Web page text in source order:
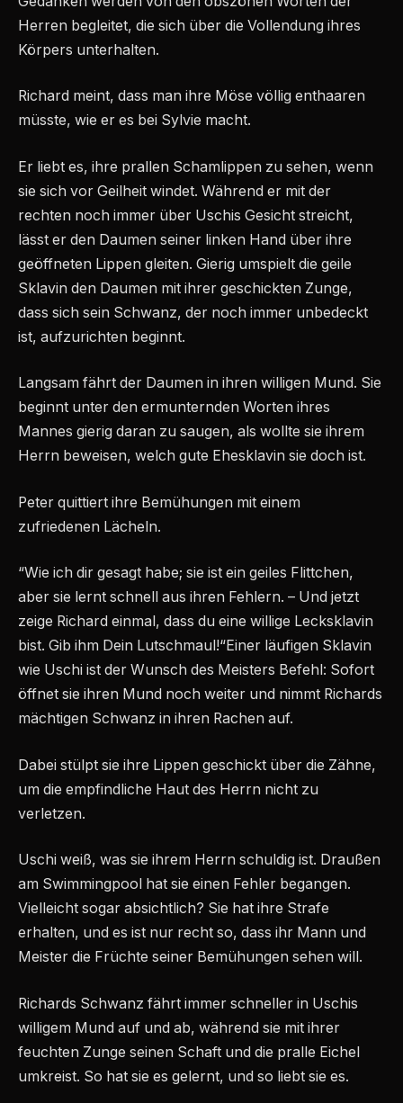
Herren begleitet, die sich über die Vollendung ihres
Körpers unterhalten.
Richard meint, dass man ihre Möse völlig enthaaren
müsste, wie er es bei Sylvie macht.
Er liebt es, ihre prallen Schamlippen zu sehen, wenn
sie sich vor Geilheit windet. Während er mit der
rechten noch immer über Uschis Gesicht streicht,
lässt er den Daumen seiner linken Hand über ihre
geöffneten Lippen gleiten. Gierig umspielt die geile
Sklavin den Daumen mit ihrer geschickten Zunge,
dass sich sein Schwanz, der noch immer unbedeckt
ist, aufzurichten beginnt.
Langsam fährt der Daumen in ihren willigen Mund. Sie
beginnt unter den ermunternden Worten ihres
Mannes gierig daran zu saugen, als wollte sie ihrem
Herrn beweisen, welch gute Ehesklavin sie doch ist.
Peter quittiert ihre Bemühungen mit einem
zufriedenen Lächeln.
“Wie ich dir gesagt habe; sie ist ein geiles Flittchen,
aber sie lernt schnell aus ihren Fehlern. – Und jetzt
zeige Richard einmal, dass du eine willige Lecksklavin
bist. Gib ihm Dein Lutschmaul!“Einer läufigen Sklavin
wie Uschi ist der Wunsch des Meisters Befehl: Sofort
öffnet sie ihren Mund noch weiter und nimmt Richards
mächtigen Schwanz in ihren Rachen auf.
Dabei stülpt sie ihre Lippen geschickt über die Zähne,
um die empfindliche Haut des Herrn nicht zu
verletzen.
Uschi weiß, was sie ihrem Herrn schuldig ist. Draußen
am Swimmingpool hat sie einen Fehler begangen.
Vielleicht sogar absichtlich? Sie hat ihre Strafe
erhalten, und es ist nur recht so, dass ihr Mann und
Meister die Früchte seiner Bemühungen sehen will.
Richards Schwanz fährt immer schneller in Uschis
willigem Mund auf und ab, während sie mit ihrer
feuchten Zunge seinen Schaft und die pralle Eichel
umkreist. So hat sie es gelernt, und so liebt sie es.